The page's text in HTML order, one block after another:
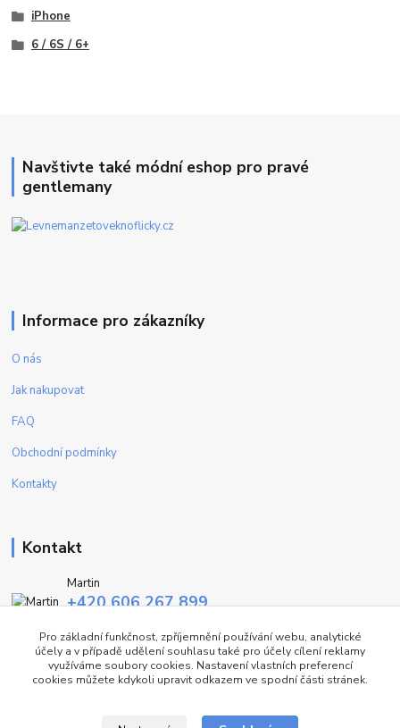
iPhone
6 / 6S / 6+
Navštivte také módní eshop pro pravé
gentlemany
Informace pro zákazníky
O nás
Jak nakupovat
FAQ
Obchodní podmínky
Kontakty
Kontakt
Martin
+420 606 267 899
info@fashiontrend.cz
Pro základní funkčnost, zpříjemnění používání webu, analytické
účely a v případě udělení souhlasu také pro účely cílení reklamy
využíváme soubory cookies. Nastavení vlastních preferencí
cookies můžete kdykoli upravit odkazem ve spodní části stránek.